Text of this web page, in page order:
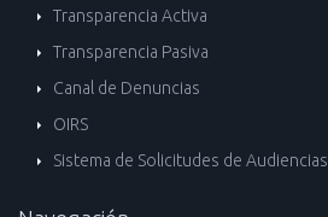
Transparencia Activa
Transparencia Pasiva
Canal de Denuncias
OIRS
Sistema de Solicitudes de Audiencias